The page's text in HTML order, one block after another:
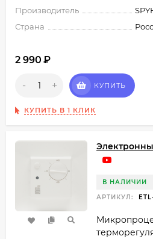
Производитель
Страна
2 990 ₽
- + КУПИТЬ
КУПИТЬ В 1 КЛИК
В НАЛИЧИИ
АРТИКУЛ: